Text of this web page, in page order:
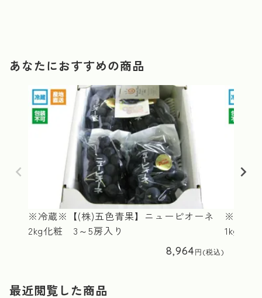
あなたにおすすめの商品
※冷蔵※【(株)五色青果】ニューピオーネ
2kg化粧 3～5房入り
8,964
※冷蔵
1kg化
最近閲覧した商品